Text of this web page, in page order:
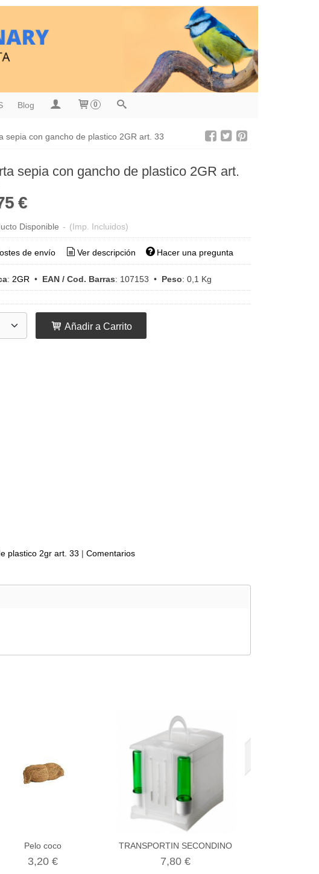
Blog 0
sepia con gancho de plastico 2GR art. 33
sepia con gancho de plastico 2GR art.
€
Disponible - (Imp. Incluidos)
de envío Ver descripción Hacer una pregunta
: 2GR • EAN / Cod. Barras: 107153 • Peso: 0,1 Kg
Añadir a Carrito
plastico 2gr art. 33 | Comentarios
Pelo coco
3,20 €
TRANSPORTIN SECONDINO
7,80 €